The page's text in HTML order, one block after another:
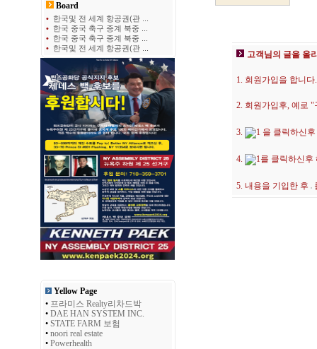
Board
• 한국및 전 세계 항공권(관 ...
• 한국 중국 축구 중계 북중 ...
• 한국 중국 축구 중계 북중 ...
• 한국및 전 세계 항공권(관 ...
Yellow Page
• 프라미스 Realty리차드박
• DAE HAN SYSTEM INC.
• STATE FARM 보험
• noori real estate
• Powerhealth
고객님의 글을 올
1. 회원가입을 합니다.
2. 회원가입후, 예로
3. 을 클릭하신
4. 를 클릭하신후
5. 내용을 기입한 후